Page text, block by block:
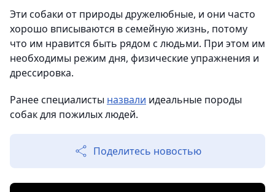
Эти собаки от природы дружелюбные, и они часто
хорошо вписываются в семейную жизнь, потому
что им нравится быть рядом с людьми. При этом им
необходимы режим дня, физические упражнения и
дрессировка.
Ранее специалисты назвали идеальные породы
собак для пожилых людей.
Поделитесь новостью